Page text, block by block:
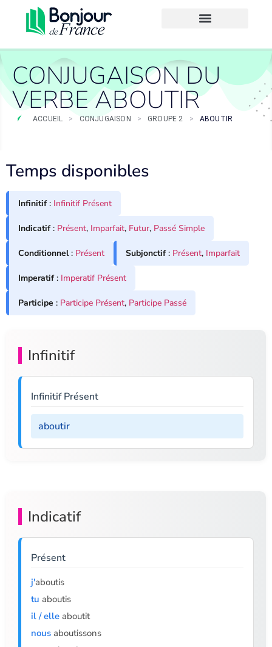
CONJUGAISON DU
VERBE ABOUTIR
ACCUEIL > CONJUGAISON > GROUPE 2 > ABOUTIR
Temps disponibles
Infinitif: Infinitif Présent
Indicatif: Présent, Imparfait, Futur, Passé Simple
Conditionnel: Présent Subjonctif: Présent, Imparfait
Imperatif: Imperatif Présent
Participe : Participe Présent, Participe Passé
Infinitif
Infinitif Présent
aboutir
Indicatif
Présent
j'aboutis
tu aboutis
il / elle aboutit
nous aboutissons